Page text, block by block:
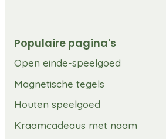
Populaire pagina's
Open einde-speelgoed
Magnetische tegels
Houten speelgoed
Kraamcadeaus met naam